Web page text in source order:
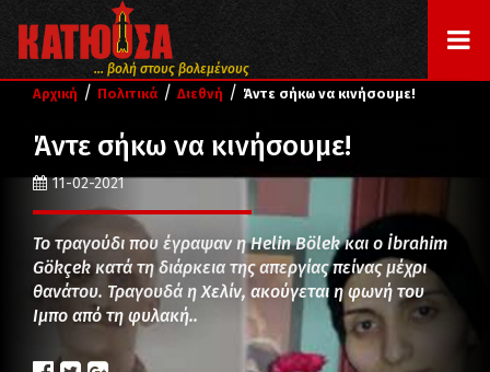
... βολή στους βολεμένους
Αρχική / Πολιτικά / Διεθνή / Άντε σήκω να κινήσουμε!
Άντε σήκω να κινήσουμε!
11-02-2021
Το τραγούδι που έγραψαν η Helin Bölek και ο İbrahim
Gökçek κατά τη διάρκεια της απεργίας πείνας μέχρι
θανάτου. Τραγουδά η Χελίν, ακούγεται η φωνή του
Ιμπο από τη φυλακή..